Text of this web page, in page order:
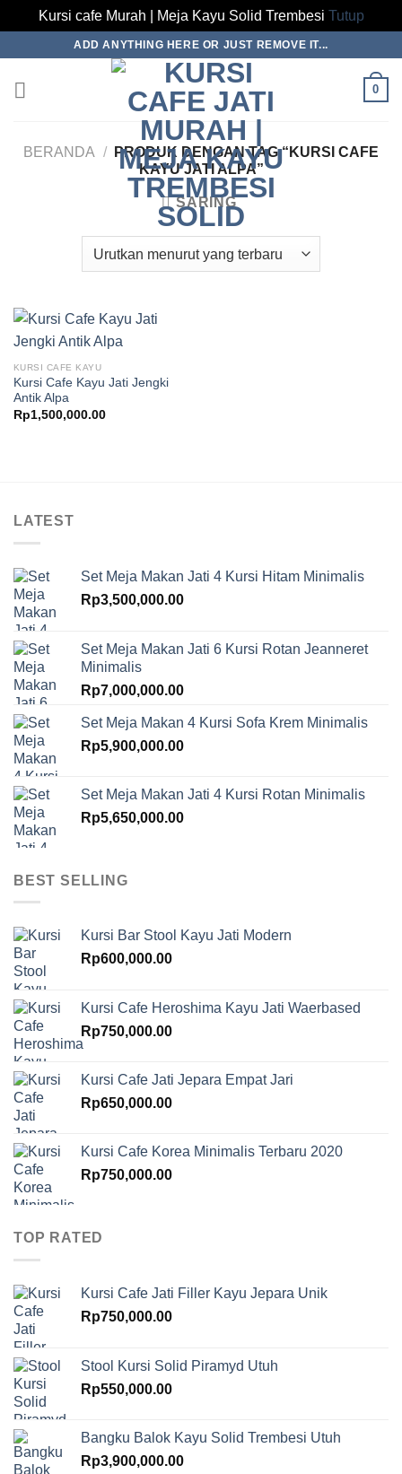
Kursi cafe Murah | Meja Kayu Solid Trembesi Tutup
content
ADD ANYTHING HERE OR JUST REMOVE IT...
0
BERANDA /
PRODUK DENGAN TAG “KURSI CAFE
KAYU JATI ALPA”
SARING
KURSI CAFE KAYU
Kursi Cafe Kayu Jati Jengki
Antik Alpa
Rp1,500,000.00
LATEST
Set Meja Makan Jati 4 Kursi Hitam Minimalis
Rp3,500,000.00
Set Meja Makan Jati 6 Kursi Rotan Jeanneret
Minimalis
Rp7,000,000.00
Set Meja Makan 4 Kursi Sofa Krem Minimalis
Rp5,900,000.00
Set Meja Makan Jati 4 Kursi Rotan Minimalis
Rp5,650,000.00
BEST SELLING
Kursi Bar Stool Kayu Jati Modern
Rp600,000.00
Kursi Cafe Heroshima Kayu Jati Waerbased
Rp750,000.00
Kursi Cafe Jati Jepara Empat Jari
Rp650,000.00
Kursi Cafe Korea Minimalis Terbaru 2020
Rp750,000.00
TOP RATED
Kursi Cafe Jati Filler Kayu Jepara Unik
Rp750,000.00
Stool Kursi Solid Piramyd Utuh
Rp550,000.00
Bangku Balok Kayu Solid Trembesi Utuh
Rp3,900,000.00